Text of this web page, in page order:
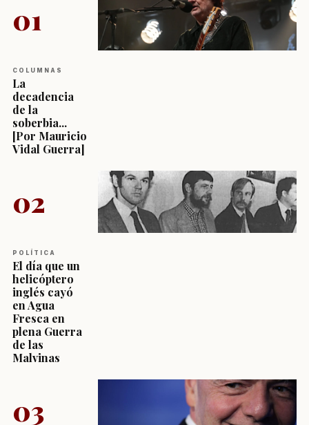
01
COLUMNAS
La
decadencia
de la
soberbia...
[Por Mauricio
Vidal Guerra]
02
POLÍTICA
El día que un
helicóptero
inglés cayó
en Agua
Fresca en
plena Guerra
de las
Malvinas
03